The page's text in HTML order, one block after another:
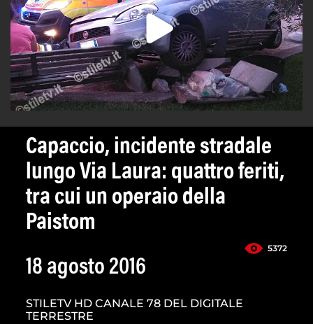
Capaccio, incidente stradale
lungo Via Laura: quattro feriti,
tra cui un operaio della
Paistom
5372
18 agosto 2016
STILETV HD CANALE 78 DEL DIGITALE
TERRESTRE